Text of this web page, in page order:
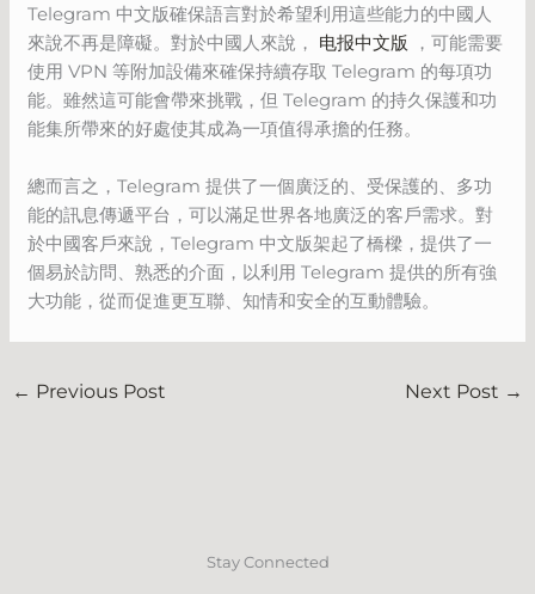
Telegram 中文版確保語言對於希望利用這些能力的中國人
來說不再是障礙。對於中國人來說， 电报中文版 ，可能需要
使用 VPN 等附加設備來確保持續存取 Telegram 的每項功
能。雖然這可能會帶來挑戰，但 Telegram 的持久保護和功
能集所帶來的好處使其成為一項值得承擔的任務。
總而言之，Telegram 提供了一個廣泛的、受保護的、多功
能的訊息傳遞平台，可以滿足世界各地廣泛的客戶需求。對
於中國客戶來說，Telegram 中文版架起了橋樑，提供了一
個易於訪問、熟悉的介面，以利用 Telegram 提供的所有強
大功能，從而促進更互聯、知情和安全的互動體驗。
← Previous Post Next Post →
Stay Connected